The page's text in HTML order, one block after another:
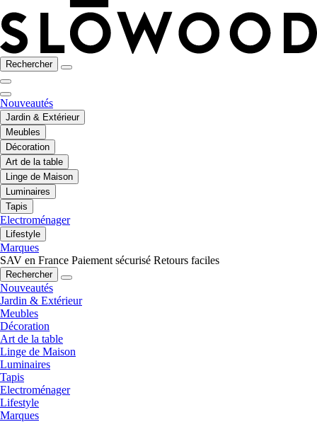
Rechercher
Nouveautés
Jardin & Extérieur
Meubles
Décoration
Art de la table
Linge de Maison
Luminaires
Tapis
Electroménager
Lifestyle
Marques
SAV en France Paiement sécurisé Retours faciles
Rechercher
Nouveautés
Jardin & Extérieur
Meubles
Décoration
Art de la table
Linge de Maison
Luminaires
Tapis
Electroménager
Lifestyle
Marques